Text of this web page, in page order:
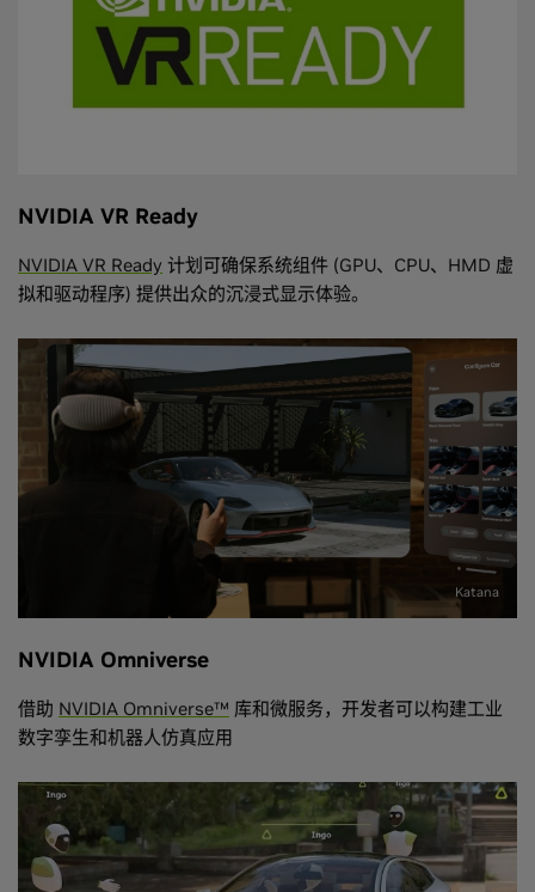
NVIDIA VR Ready
NVIDIA VR Ready 计划可确保系统组件 (GPU、CPU、HMD 虚
拟和驱动程序) 提供出众的沉浸式显示体验。
Katana
NVIDIA Omniverse
借助 NVIDIA Omniverse™ 库和微服务，开发者可以构建工业
数字孪生和机器人仿真应用